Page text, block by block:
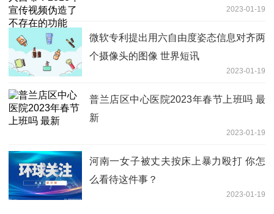
2023-01-19
微软专利提出用六自由度姿态信息对齐两
个摄像头的图像 世界短讯
2023-01-19
普兰店区中心医院2023年春节上班吗 最
新
2023-01-19
河南一女子被丈夫按床上暴力殴打 你怎
么看待这件事？
2023-01-19